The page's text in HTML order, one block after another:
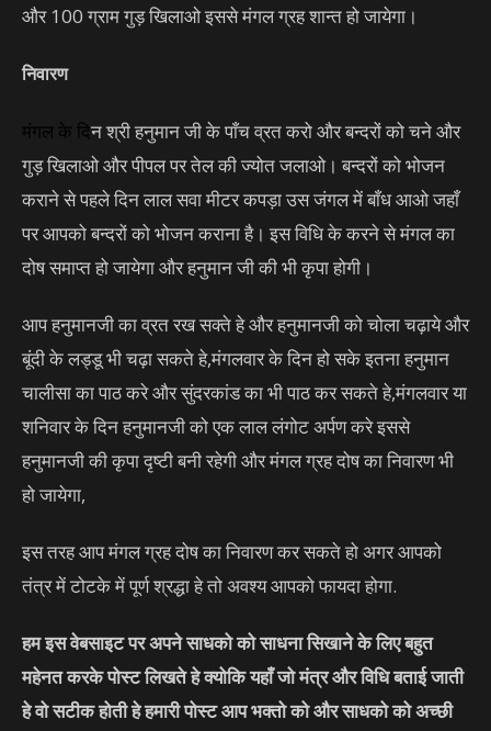
और 100 ग्राम गुड़ खिलाओ इससे मंगल ग्रह शान्त हो जायेगा।
निवारण
मंगल के दिन श्री हनुमान जी के पाँच व्रत करो और बन्दरों को चने और
गुड़ खिलाओ और पीपल पर तेल की ज्योत जलाओ। बन्दरों को भोजन
कराने से पहले दिन लाल सवा मीटर कपड़ा उस जंगल में बाँध आओ जहाँ
पर आपको बन्दरों को भोजन कराना है। इस विधि के करने से मंगल का
दोष समाप्त हो जायेगा और हनुमान जी की भी कृपा होगी।
आप हनुमानजी का व्रत रख सक्ते हे और हनुमानजी को चोला चढ़ाये और
बूंदी के लड्डू भी चढ़ा सकते हे,मंगलवार के दिन हो सके इतना हनुमान
चालीसा का पाठ करे और सुंदरकांड का भी पाठ कर सकते हे,मंगलवार या
शनिवार के दिन हनुमानजी को एक लाल लंगोट अर्पण करे इससे
हनुमानजी की कृपा दृष्टी बनी रहेगी और मंगल ग्रह दोष का निवारण भी
हो जायेगा,
इस तरह आप मंगल ग्रह दोष का निवारण कर सकते हो अगर आपको
तंत्र में टोटके में पूर्ण श्रद्धा हे तो अवश्य आपको फायदा होगा.
हम इस वेबसाइट पर अपने साधको को साधना सिखाने के लिए बहुत
महेनत करके पोस्ट लिखते हे क्योकि यहाँ जो मंत्र और विधि बताई जाती
हे वो सटीक होती हे हमारी पोस्ट आप भक्तो को और साधको को अच्छी